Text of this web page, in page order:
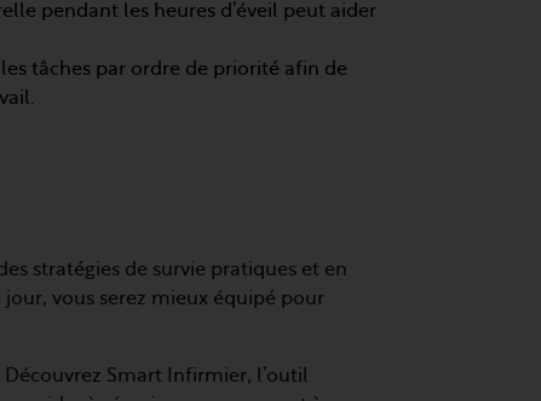
pendant les heures d’éveil peut aider
les tâches par ordre de priorité afin de
stratégies de survie pratiques et en
vous serez mieux équipé pour
Smart Infirmier, l’outil